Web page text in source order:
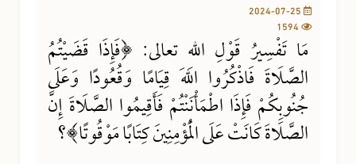
مَا تَفْسِيرُ قَوْلِ اللهِ تعالى: ﴿فَإِذَا قَضَيْتُمُ
الصَّلَاةَ فَاذْكُرُوا اللهَ قِيَامًا وَقُعُودًا وَعَلَى
جُنُوبِكُمْ فَإِذَا اطْمَأْنَنْتُمْ فَأَقِيمُوا الصَّلَاةَ إِنَّ
الصَّلَاةَ كَانَتْ عَلَى الْمُؤْمِنِينَ كِتَابًا مَوْقُوتًا﴾؟